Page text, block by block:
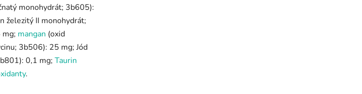
monohydrát; 3b605):
železitý II monohydrát;
mangan (oxid
3b506): 25 mg; Jód
0,1 mg; Taurin
.